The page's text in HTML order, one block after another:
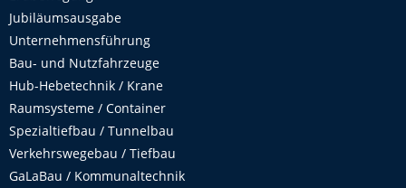
Jubiläumsausgabe
Unternehmensführung
Bau- und Nutzfahrzeuge
Hub-Hebetechnik / Krane
Raumsysteme / Container
Spezialtiefbau / Tunnelbau
Verkehrswegebau / Tiefbau
GaLaBau / Kommunaltechnik